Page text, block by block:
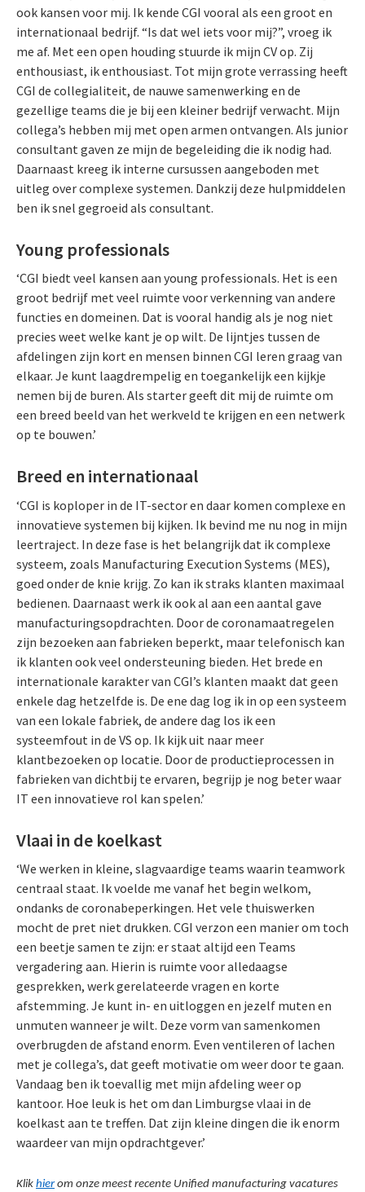
ook kansen voor mij. Ik kende CGI vooral als een groot en
internationaal bedrijf. “Is dat wel iets voor mij?”, vroeg ik
me af. Met een open houding stuurde ik mijn CV op. Zij
enthousiast, ik enthousiast. Tot mijn grote verrassing heeft
CGI de collegialiteit, de nauwe samenwerking en de
gezellige teams die je bij een kleiner bedrijf verwacht. Mijn
collega’s hebben mij met open armen ontvangen. Als junior
consultant gaven ze mijn de begeleiding die ik nodig had.
Daarnaast kreeg ik interne cursussen aangeboden met
uitleg over complexe systemen. Dankzij deze hulpmiddelen
ben ik snel gegroeid als consultant.
Young professionals
‘CGI biedt veel kansen aan young professionals. Het is een
groot bedrijf met veel ruimte voor verkenning van andere
functies en domeinen. Dat is vooral handig als je nog niet
precies weet welke kant je op wilt. De lijntjes tussen de
afdelingen zijn kort en mensen binnen CGI leren graag van
elkaar. Je kunt laagdrempelig en toegankelijk een kijkje
nemen bij de buren. Als starter geeft dit mij de ruimte om
een breed beeld van het werkveld te krijgen en een netwerk
op te bouwen.’
Breed en internationaal
‘CGI is koploper in de IT-sector en daar komen complexe en
innovatieve systemen bij kijken. Ik bevind me nu nog in mijn
leertraject. In deze fase is het belangrijk dat ik complexe
systeem, zoals Manufacturing Execution Systems (MES),
goed onder de knie krijg. Zo kan ik straks klanten maximaal
bedienen. Daarnaast werk ik ook al aan een aantal gave
manufacturingsopdrachten. Door de coronamaatregelen
zijn bezoeken aan fabrieken beperkt, maar telefonisch kan
ik klanten ook veel ondersteuning bieden. Het brede en
internationale karakter van CGI’s klanten maakt dat geen
enkele dag hetzelfde is. De ene dag log ik in op een systeem
van een lokale fabriek, de andere dag los ik een
systeemfout in de VS op. Ik kijk uit naar meer
klantbezoeken op locatie. Door de productieprocessen in
fabrieken van dichtbij te ervaren, begrijp je nog beter waar
IT een innovatieve rol kan spelen.’
Vlaai in de koelkast
‘We werken in kleine, slagvaardige teams waarin teamwork
centraal staat. Ik voelde me vanaf het begin welkom,
ondanks de coronabeperkingen. Het vele thuiswerken
mocht de pret niet drukken. CGI verzon een manier om toch
een beetje samen te zijn: er staat altijd een Teams
vergadering aan. Hierin is ruimte voor alledaagse
gesprekken, werk gerelateerde vragen en korte
afstemming. Je kunt in- en uitloggen en jezelf muten en
unmuten wanneer je wilt. Deze vorm van samenkomen
overbrugden de afstand enorm. Even ventileren of lachen
met je collega’s, dat geeft motivatie om weer door te gaan.
Vandaag ben ik toevallig met mijn afdeling weer op
kantoor. Hoe leuk is het om dan Limburgse vlaai in de
koelkast aan te treffen. Dat zijn kleine dingen die ik enorm
waardeer van mijn opdrachtgever.’
Klik hierom onze meest recente Unified manufacturing vacatures